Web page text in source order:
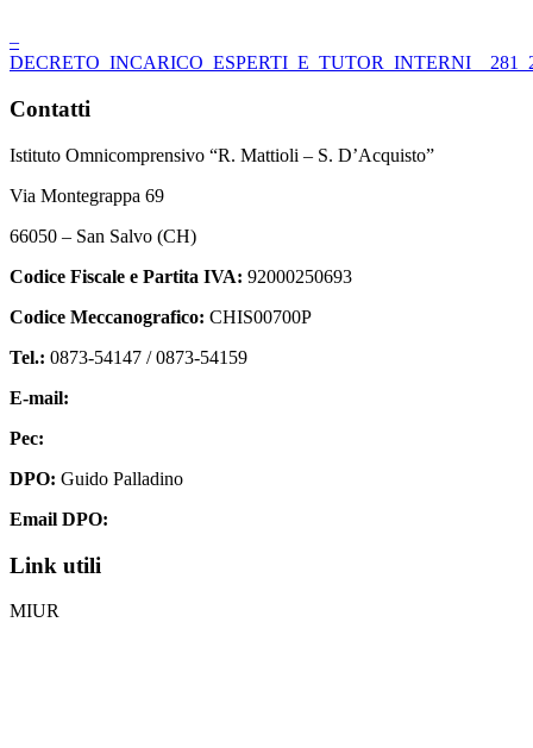
–
Contatti
Istituto Omnicomprensivo “R. Mattioli – S. D’Acquisto”
Via Montegrappa 69
66050 – San Salvo (CH)
Codice Fiscale e Partita IVA: 92000250693
Codice Meccanografico: CHIS00700P
Tel.: 0873-54147 /0873-54159
E-mail:
Pec:
DPO: Guido Palladino
Email DPO:
Link utili
MIUR